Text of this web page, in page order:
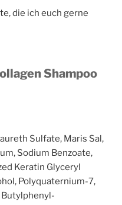
die ich euch gerne
Shampoo
Sulfate, Maris Sal,
Sodium Benzoate,
Keratin Glyceryl
Polyquaternium-7,
Butylphenyl-